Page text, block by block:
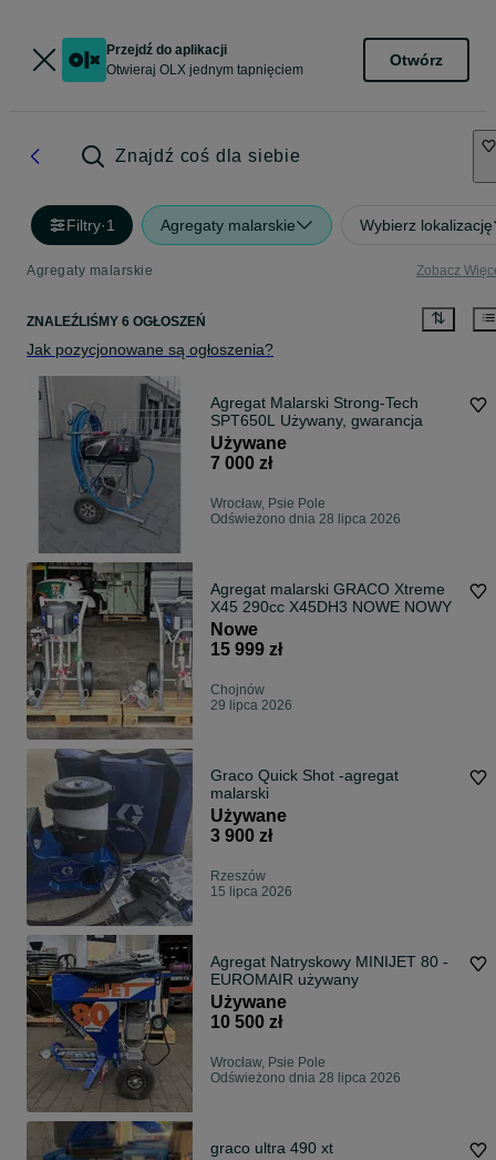
Przejdź do aplikacji
Otwieraj OLX jednym tapnięciem
Otwórz
Znajdź coś dla siebie
Filtry·1 Agregaty malarskie Wybierz lokalizację
Agregaty malarskie Zobacz
ZNALEŹLIŚMY 6 OGŁOSZEŃ
Jak pozycjonowane są ogłoszenia?
Agregat Malarski Strong-Tech
SPT650L Używany, gwarancja
Używane
7 000 zł
Wrocław, Psie Pole
Odświeżono dnia 28 lipca 2026
Agregat malarski GRACO Xtreme
X45 290cc X⁠45⁠D⁠H⁠3 NOWE NOWY
Nowe
15 999 zł
Chojnów
29 lipca 2026
Graco Quick Shot -agregat
malarski
Używane
3 900 zł
Rzeszów
15 lipca 2026
Agregat Natryskowy MINIJET 80 -
EUROMAIR używany
Używane
10 500 zł
Wrocław, Psie Pole
Odświeżono dnia 28 lipca 2026
graco ultra 490 xt